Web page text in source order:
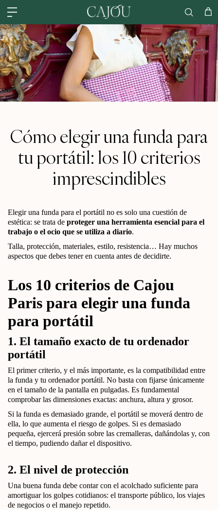
EE. UU.: ENVÍO DESDE NUESTRO ALMACÉN DE CHARLOTTE
Cómo elegir una funda para
tu portátil: los 10 criterios
imprescindibles
Elegir una funda para el portátil no es solo una cuestión de
estética: se trata de proteger una herramienta esencial para el
trabajo o el ocio que se utiliza a diario.
Talla, protección, materiales, estilo, resistencia… Hay muchos
aspectos que debes tener en cuenta antes de decidirte.
Los 10 criterios de Cajou
Paris para elegir una funda
para portátil
1. El tamaño exacto de tu ordenador
portátil
El primer criterio, y el más importante, es la compatibilidad entre
la funda y tu ordenador portátil. No basta con fijarse únicamente
en el tamaño de la pantalla en pulgadas. Es fundamental
comprobar las dimensiones exactas: anchura, altura y grosor.
Si la funda es demasiado grande, el portátil se moverá dentro de
ella, lo que aumenta el riesgo de golpes. Si es demasiado
pequeña, ejercerá presión sobre las cremalleras, dañándolas y, con
el tiempo, pudiendo dañar el dispositivo.
2. El nivel de protección
Una buena funda debe contar con el acolchado suficiente para
amortiguar los golpes cotidianos: el transporte público, los viajes
de negocios o el manejo repetido.